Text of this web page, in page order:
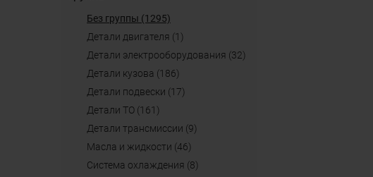
Без группы (1295)
детали двигателя (1)
детали электрооборудования (32)
детали кузова (186)
детали подвески (17)
детали ТО (161)
детали трансмиссии (9)
масла и жидкости (46)
система охлаждения (8)